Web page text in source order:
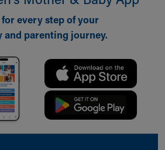
every step of your
and parenting journey.